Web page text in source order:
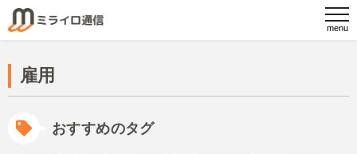
雇用
おすすめのタグ